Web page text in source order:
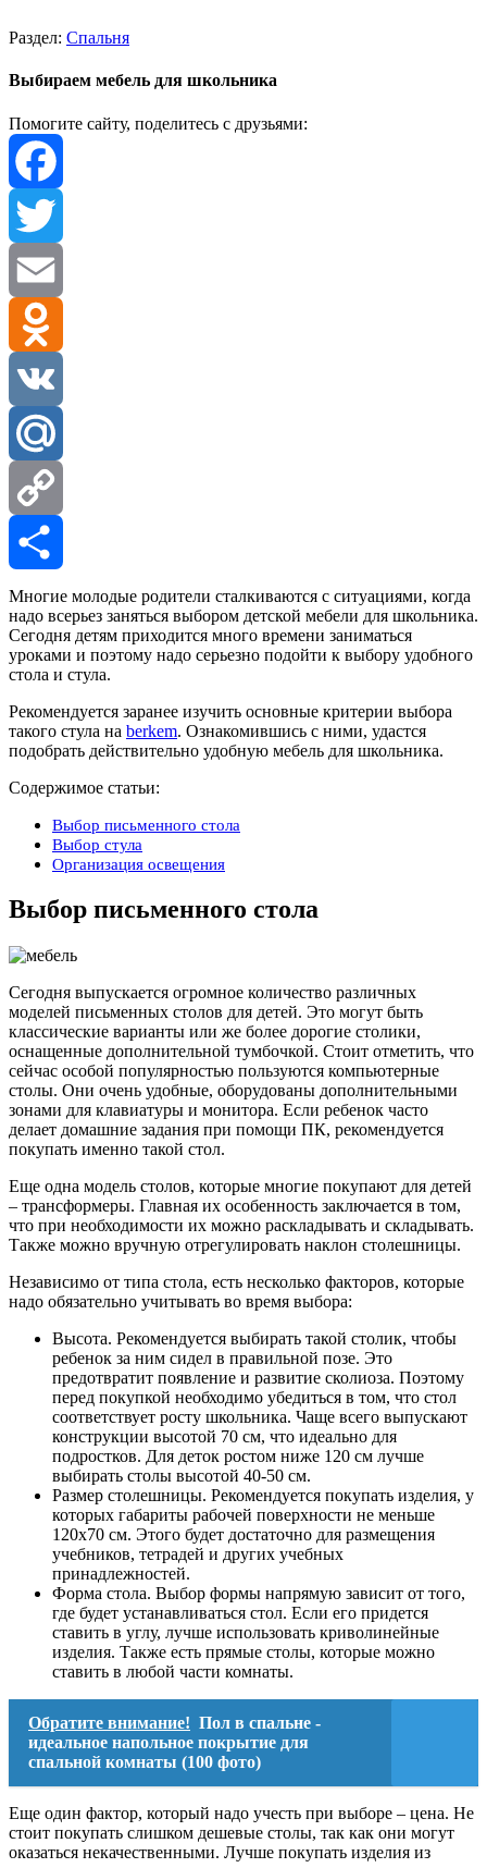
Раздел: Спальня
Выбираем мебель для школьника
Помогите сайту, поделитесь с друзьями:
Facebook
Twitter
Email
Odnoklassniki
VK
Mail.Ru
Copy
Link
Отправить
Многие молодые родители сталкиваются с ситуациями, когда
надо всерьез заняться выбором детской мебели для школьника.
Сегодня детям приходится много времени заниматься
уроками и поэтому надо серьезно подойти к выбору удобного
стола и стула.
Рекомендуется заранее изучить основные критерии выбора
такого стула на berkem. Ознакомившись с ними, удастся
подобрать действительно удобную мебель для школьника.
Содержимое статьи:
Выбор письменного стола
Выбор стула
Организация освещения
Выбор письменного стола
Сегодня выпускается огромное количество различных
моделей письменных столов для детей. Это могут быть
классические варианты или же более дорогие столики,
оснащенные дополнительной тумбочкой. Стоит отметить, что
сейчас особой популярностью пользуются компьютерные
столы. Они очень удобные, оборудованы дополнительными
зонами для клавиатуры и монитора. Если ребенок часто
делает домашние задания при помощи ПК, рекомендуется
покупать именно такой стол.
Еще одна модель столов, которые многие покупают для детей
– трансформеры. Главная их особенность заключается в том,
что при необходимости их можно раскладывать и складывать.
Также можно вручную отрегулировать наклон столешницы.
Независимо от типа стола, есть несколько факторов, которые
надо обязательно учитывать во время выбора:
Высота. Рекомендуется выбирать такой столик, чтобы
ребенок за ним сидел в правильной позе. Это
предотвратит появление и развитие сколиоза. Поэтому
перед покупкой необходимо убедиться в том, что стол
соответствует росту школьника. Чаще всего выпускают
конструкции высотой 70 см, что идеально для
подростков. Для деток ростом ниже 120 см лучше
выбирать столы высотой 40-50 см.
Размер столешницы. Рекомендуется покупать изделия, у
которых габариты рабочей поверхности не меньше
120х70 см. Этого будет достаточно для размещения
учебников, тетрадей и других учебных
принадлежностей.
Форма стола. Выбор формы напрямую зависит от того,
где будет устанавливаться стол. Если его придется
ставить в углу, лучше использовать криволинейные
изделия. Также есть прямые столы, которые можно
ставить в любой части комнаты.
Обратите внимание! Пол в спальне -
идеальное напольное покрытие для
спальной комнаты (100 фото)
Еще один фактор, который надо учесть при выборе – цена. Не
стоит покупать слишком дешевые столы, так как они могут
оказаться некачественными. Лучше покупать изделия из